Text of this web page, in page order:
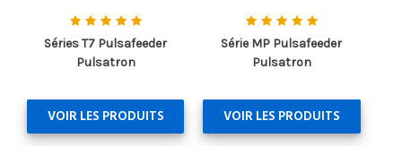
Séries T7 Pulsafeeder
Pulsatron
VOIR LES PRODUITS
Série MP Pulsafeeder
Pulsatron
VOIR LES PRODUITS